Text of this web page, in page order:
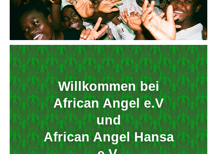
Willkommen bei
African Angel e.V
und
African Angel Hansa